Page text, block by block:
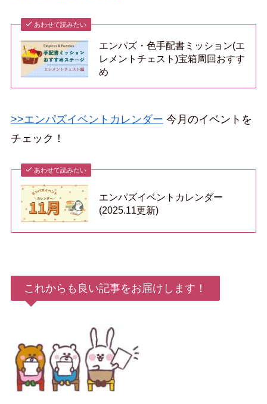
あわせて読みたい
エンパズ・色手配書ミッション(エ
レメントチェスト)宝箱周回おすす
め
>>エンパズイベントカレンダー 今月のイベントを
チェック！
あわせて読みたい
エンパズイベントカレンダー
(2025.11更新)
これからも良い記事をお届けします！